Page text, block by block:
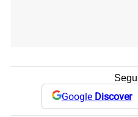
Google Discover